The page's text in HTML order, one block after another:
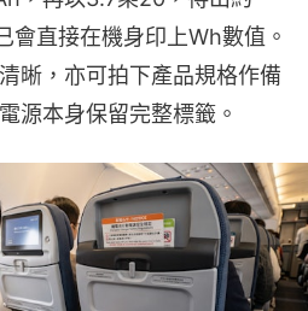
會直接在機身印上Wh數值。
晰，亦可拍下產品規格作備
源本身保留完整標籤。